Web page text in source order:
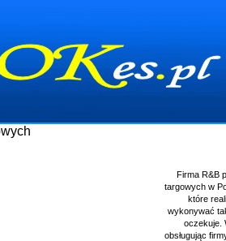
Firma R&B
targowych w
które
wykonywać
oczekuje.
obsługując